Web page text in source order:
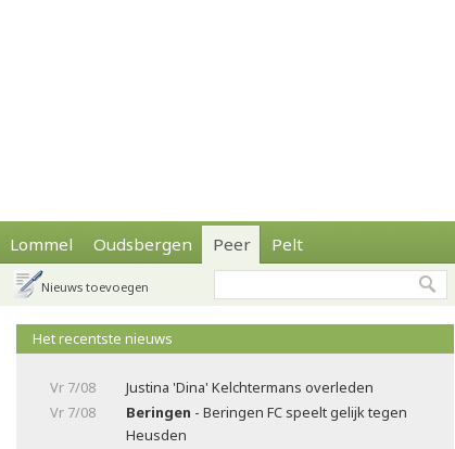
Lommel Oudsbergen Peer Pelt
Nieuws toevoegen
Het recentste nieuws
Vr 7/08
Justina 'Dina' Kelchtermans overleden
Vr 7/08
Beringen - Beringen FC speelt gelijk tegen
Heusden